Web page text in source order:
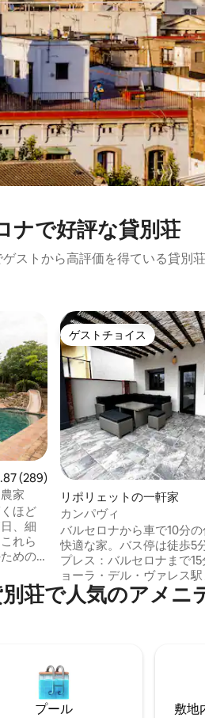
ナで好評な貸別荘
ストから高評価を得ている貸別
ュー289件、5つ星中4.87つ星の平均
(289)
家
ほど
、細
れら
めの
ナから
きませ
ゲストチョイス
ゲストチョイス
リポリェットの一軒家
カンパヴィ
バルセロナから車で10分
快適な家。バス停は徒歩5
プレス：バルセロナまで
ョーラ・デル・ヴァレス駅ま
ブルベッドルーム3室、バ
フルキッチン。テレビ付
さまざまなレストランやス
ット（MercadonaやLidlな
す。
荘で人気のアメニ
プール 敷地